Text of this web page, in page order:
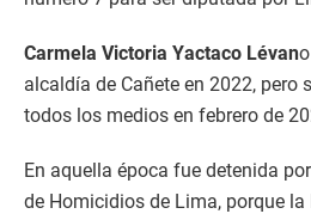
Carmela Victoria Yactaco Lévan
alcaldía de Cañete en 2022, pero
todos los medios en febrero de
En aquella época fue detenida
de Homicidios de Lima, porque